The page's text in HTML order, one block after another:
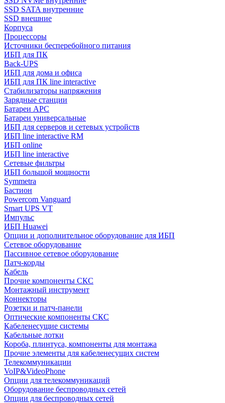
SSD SATA внутренние
SSD внешние
Корпуса
Процессоры
Источники бесперебойного питания
ИБП для ПК
Back-UPS
ИБП для дома и офиса
ИБП для ПК linе interactive
Стабилизаторы напряжения
Зарядные станции
Батареи APC
Батареи универсальные
ИБП для серверов и сетевых устройств
ИБП line interactive RM
ИБП online
ИБП linе interactive
Сетевые фильтры
ИБП большой мощности
Symmetra
Бастион
Powercom Vanguard
Smart UPS VT
Импульс
ИБП Huawei
Опции и дополнительное оборудование для ИБП
Сетевое оборудование
Пассивное сетевое оборудование
Патч-корды
Кабель
Прочие компоненты СКС
Монтажный инструмент
Коннекторы
Розетки и патч-панели
Оптические компоненты СКС
Кабеленесущие системы
Кабельные лотки
Короба, плинтуса, компоненты для монтажа
Прочие элементы для кабеленесущих систем
Телекоммуникации
VoIP&VideoPhone
Опции для телекоммуникаций
Оборудование беспроводных сетей
Опции для беспроводных сетей